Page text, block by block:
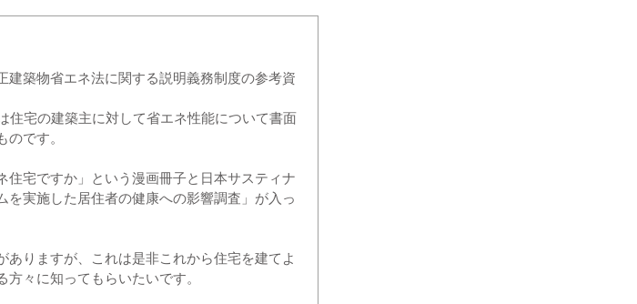
建築物省エネ法に関する説明義務制度の参考資
住宅の建築主に対して省エネ性能について書面
です。
宅ですか」という漫画冊子と日本サスティナ
実施した居住者の健康への影響調査」が入っ
ありますが、これは是非これから住宅を建てよ
々に知ってもらいたいです。